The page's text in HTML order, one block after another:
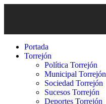
Portada
Torrejón
Política Torrejón
Municipal Torrejón
Sociedad Torrejón
Sucesos Torrejón
Deportes Torrejón